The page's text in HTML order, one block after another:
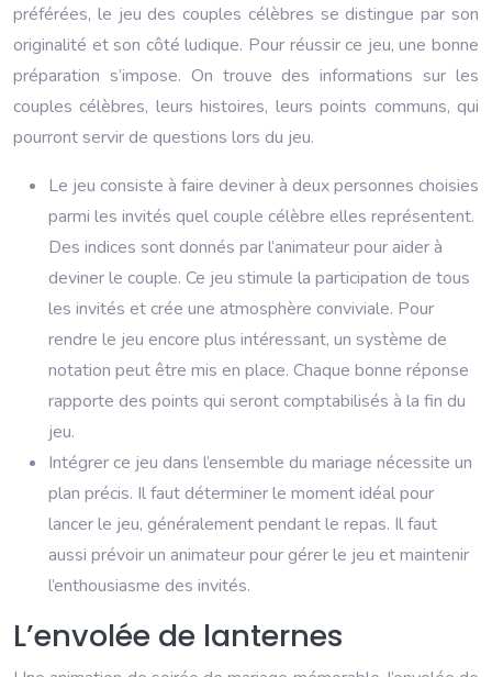
préférées, le jeu des couples célèbres se distingue par son
originalité et son côté ludique. Pour réussir ce jeu, une bonne
préparation s’impose. On trouve des informations sur les
couples célèbres, leurs histoires, leurs points communs, qui
pourront servir de questions lors du jeu.
Le jeu consiste à faire deviner à deux personnes choisies
parmi les invités quel couple célèbre elles représentent.
Des indices sont donnés par l’animateur pour aider à
deviner le couple. Ce jeu stimule la participation de tous
les invités et crée une atmosphère conviviale. Pour
rendre le jeu encore plus intéressant, un système de
notation peut être mis en place. Chaque bonne réponse
rapporte des points qui seront comptabilisés à la fin du
jeu.
Intégrer ce jeu dans l’ensemble du mariage nécessite un
plan précis. Il faut déterminer le moment idéal pour
lancer le jeu, généralement pendant le repas. Il faut
aussi prévoir un animateur pour gérer le jeu et maintenir
l’enthousiasme des invités.
L’envolée de lanternes